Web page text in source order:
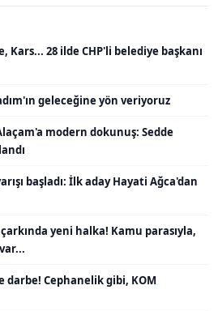
Kars... 28 ilde CHP'li belediye başkanı
geleceğine yön veriyoruz
modern dokunuş: Sedde
başladı: İlk aday Hayati Ağca'dan
yeni halka! Kamu parasıyla,
Cephanelik gibi, KOM